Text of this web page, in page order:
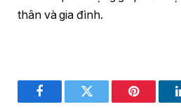
thân và gia đình.
FacebookTwitter Pinterest